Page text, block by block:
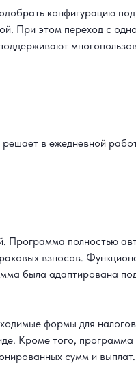
конфигурацию
При этом переход с
в ежедневной
полностью
взносов.
была адаптирована
формы для
Кроме того,
сумм и выплат.